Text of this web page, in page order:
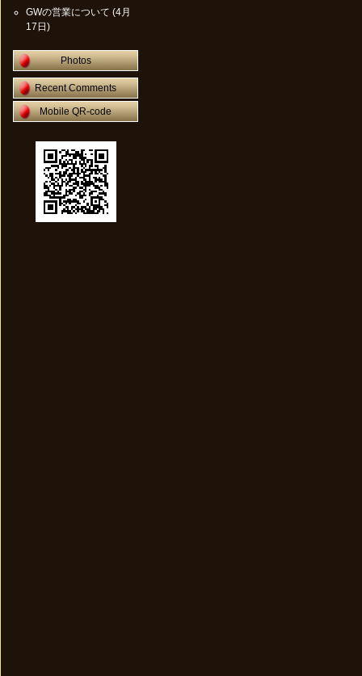
GWの営業について (4月
17日)
Photos
Recent Comments
Mobile QR-code